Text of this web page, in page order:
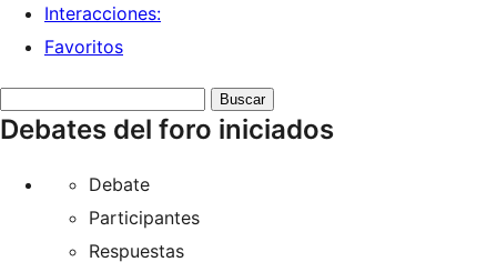
Interacciones:
Favoritos
debates:
Debates del foro iniciados
Debate
Participantes
Respuestas